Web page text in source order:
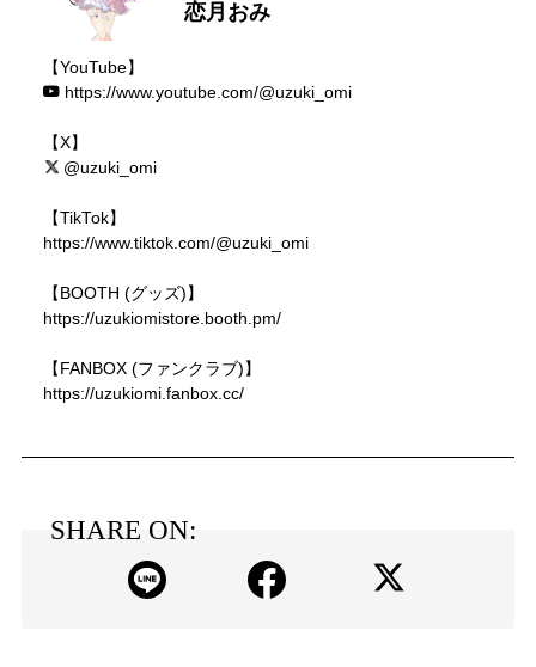
恋月おみ
【YouTube】
https://www.youtube.com/@uzuki_omi
【X】
@uzuki_omi
【TikTok】
https://www.tiktok.com/@uzuki_omi
【BOOTH (グッズ)】
https://uzukiomistore.booth.pm/
【FANBOX (ファンクラブ)】
https://uzukiomi.fanbox.cc/
SHARE ON: